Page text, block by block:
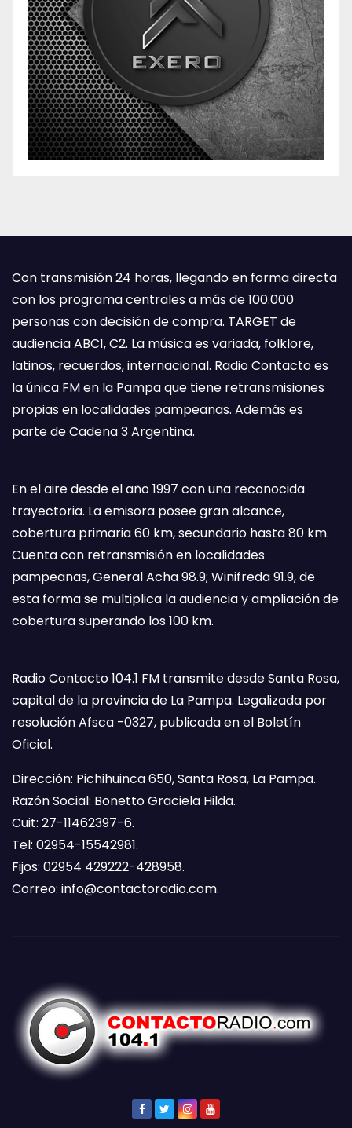
Con transmisión 24 horas, llegando en forma directa
con los programa centrales a más de 100.000
personas con decisión de compra. TARGET de
audiencia ABC1, C2. La música es variada, folklore,
latinos, recuerdos, internacional. Radio Contacto es
la única FM en la Pampa que tiene retransmisiones
propias en localidades pampeanas. Además es
parte de Cadena 3 Argentina.
En el aire desde el año 1997 con una reconocida
trayectoria. La emisora posee gran alcance,
cobertura primaria 60 km, secundario hasta 80 km.
Cuenta con retransmisión en localidades
pampeanas, General Acha 98.9; Winifreda 91.9, de
esta forma se multiplica la audiencia y ampliación de
cobertura superando los 100 km.
Radio Contacto 104.1 FM transmite desde Santa Rosa,
capital de la provincia de La Pampa. Legalizada por
resolución Afsca -0327, publicada en el Boletín
Oficial.
Dirección: Pichihuinca 650, Santa Rosa, La Pampa.
Razón Social: Bonetto Graciela Hilda.
Cuit: 27-11462397-6.
Tel: 02954-15542981.
Fijos: 02954 429222-428958.
Correo: info@contactoradio.com.